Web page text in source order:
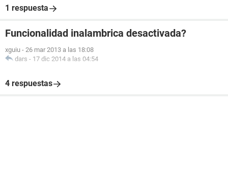
1 respuesta
Funcionalidad inalambrica desactivada?
xguiu - 26 mar 2013 a las 18:08
dars - 17 dic 2014 a las 04:54
4 respuestas